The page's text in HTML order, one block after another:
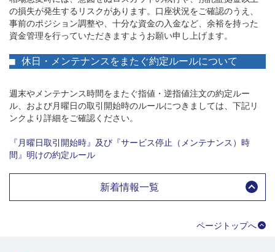
の損失が発生するリスクがあります。口座状況をご確認のうえ、
事前のポジション調整や、十分な資金の入金など、余裕を持った
資金管理を行っていただきますようお願い申し上げます。
■ 休日・メンテナンスをまたぐ約定ルールについて
週末やメンテナンス時間をまたぐ指値・逆指値注文の約定ルー
ル、および月曜日の取引開始時のルールにつきましては、下記リ
ンクより詳細をご確認ください。
『月曜日取引開始時』及び『サービス停止（メンテナンス）時
間』明けの約定ルール
新着情報一覧
ページトップへ